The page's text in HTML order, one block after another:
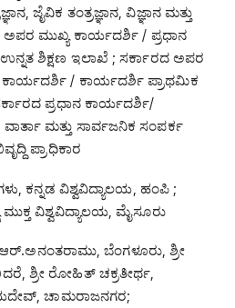
ಜೈವಿಕ ತಂತ್ರಜ್ಞಾನ, ವಿಜ್ಞಾನ ಮತ್ತು
ಅಪರ ಮುಖ್ಯ ಕಾರ್ಯದರ್ಶಿ / ಪ್ರಧಾನ
ಶಿಕ್ಷಣ ಇಲಾಖೆ ; ಸರ್ಕಾರದ ಅಪರ
ಕಾರ್ಯದರ್ಶಿ / ಕಾರ್ಯದರ್ಶಿ ಪ್ರಾಥಮಿಕ
ಪ್ರಧಾನ ಕಾರ್ಯದರ್ಶಿ/
ಮತ್ತು ಸಾರ್ವಜನಿಕ ಸಂಪರ್ಕ
ಪ್ರಾಧಿಕಾರ
ಕನ್ನಡ ವಿಶ್ವವಿದ್ಯಾಲಯ, ಹಂಪಿ ;
ವಿಶ್ವವಿದ್ಯಾಲಯ, ಮೈಸೂರು
ಬೆಂಗಳೂರು, ಶ್ರೀ
ಶ್ರೀ ರೋಹಿತ್‌ ಚಕ್ರತೀರ್ಥ,
ಚಾಮರಾಜನಗರ;